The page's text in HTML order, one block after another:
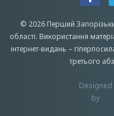
© 2026 Перший
області. Використання
інтернет-видань –
третього
Designed
by